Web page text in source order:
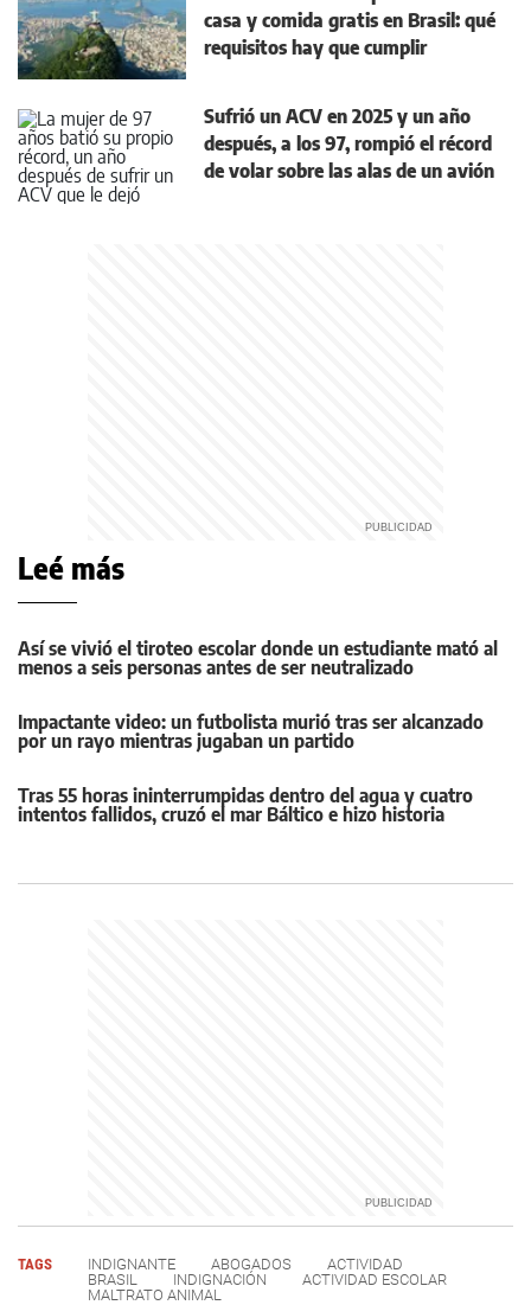
casa y comida gratis en Brasil: qué
requisitos hay que cumplir
Sufrió un ACV en 2025 y un año
después, a los 97, rompió el récord
de volar sobre las alas de un avión
Leé más
Así se vivió el tiroteo escolar donde un estudiante mató al
menos a seis personas antes de ser neutralizado
Impactante video: un futbolista murió tras ser alcanzado
por un rayo mientras jugaban un partido
Tras 55 horas ininterrumpidas dentro del agua y cuatro
intentos fallidos, cruzó el mar Báltico e hizo historia
TAGS INDIGNANTE ABOGADOS
ACTIVIDAD
BRASIL
INDIGNACIÓN
ACTIVIDAD ESCOLAR
MALTRATO ANIMAL